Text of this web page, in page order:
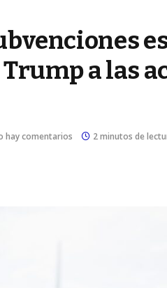
a las
hay comentarios 2 minutos de